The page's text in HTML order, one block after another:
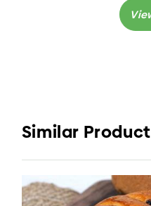
Similar Product